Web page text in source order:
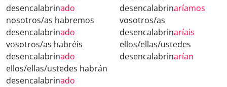
desencalabrinado
nosotros/as habremos
desencalabrinado
vosotros/as habréis
desencalabrinado
ellos/ellas/ustedes habrán
desencalabrinado
desencalabrinaríamos
vosotros/as
desencalabrinaríais
ellos/ellas/ustedes
desencalabrinarían